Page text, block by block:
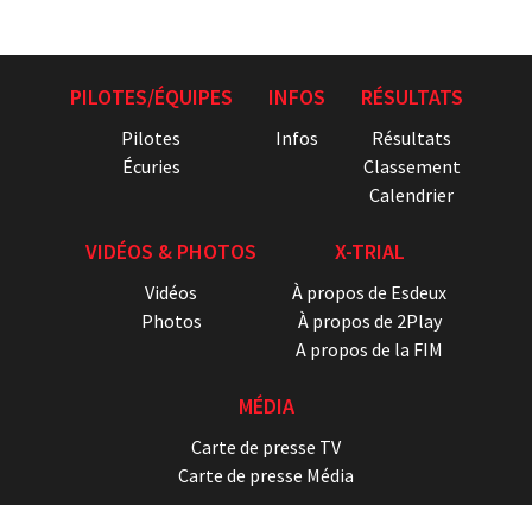
PILOTES/ÉQUIPES
Pilotes
Écuries
INFOS
Infos
RÉSULTATS
Résultats
Classement
Calendrier
VIDÉOS & PHOTOS
Vidéos
Photos
X-TRIAL
À propos de Esdeux
À propos de 2Play
A propos de la FIM
MÉDIA
Carte de presse TV
Carte de presse Média